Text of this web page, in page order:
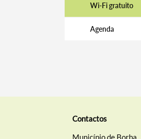
Wi-Fi gratuito
Agenda
Contactos
Município de Borba